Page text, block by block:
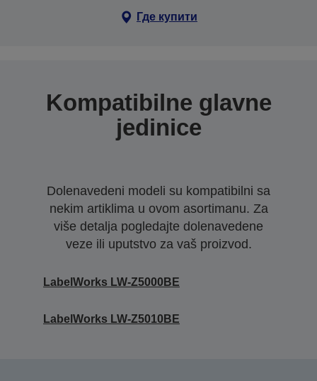
Где купити
Kompatibilne glavne
jedinice
Dolenavedeni modeli su kompatibilni sa
nekim artiklima u ovom asortimanu. Za
više detalja pogledajte dolenavedene
veze ili uputstvo za vaš proizvod.
LabelWorks LW-Z5000BE
LabelWorks LW-Z5010BE